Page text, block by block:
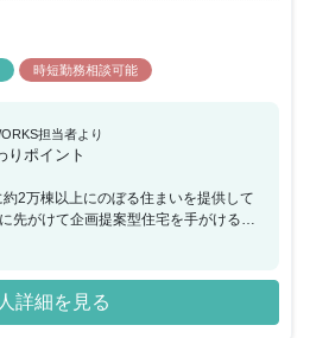
時短勤務相談可能
担当者より
りポイント
2万棟以上にのぼる住まいを提供して
先がけて企画提案型住宅を手がけるな
りを得意とし業界を牽引してきまし
円の物件を扱っており、住宅施工エリ
・横浜・愛知エリアに拡大中です。少
毎の垣根を作らない方針で営業・設
詳細を見る